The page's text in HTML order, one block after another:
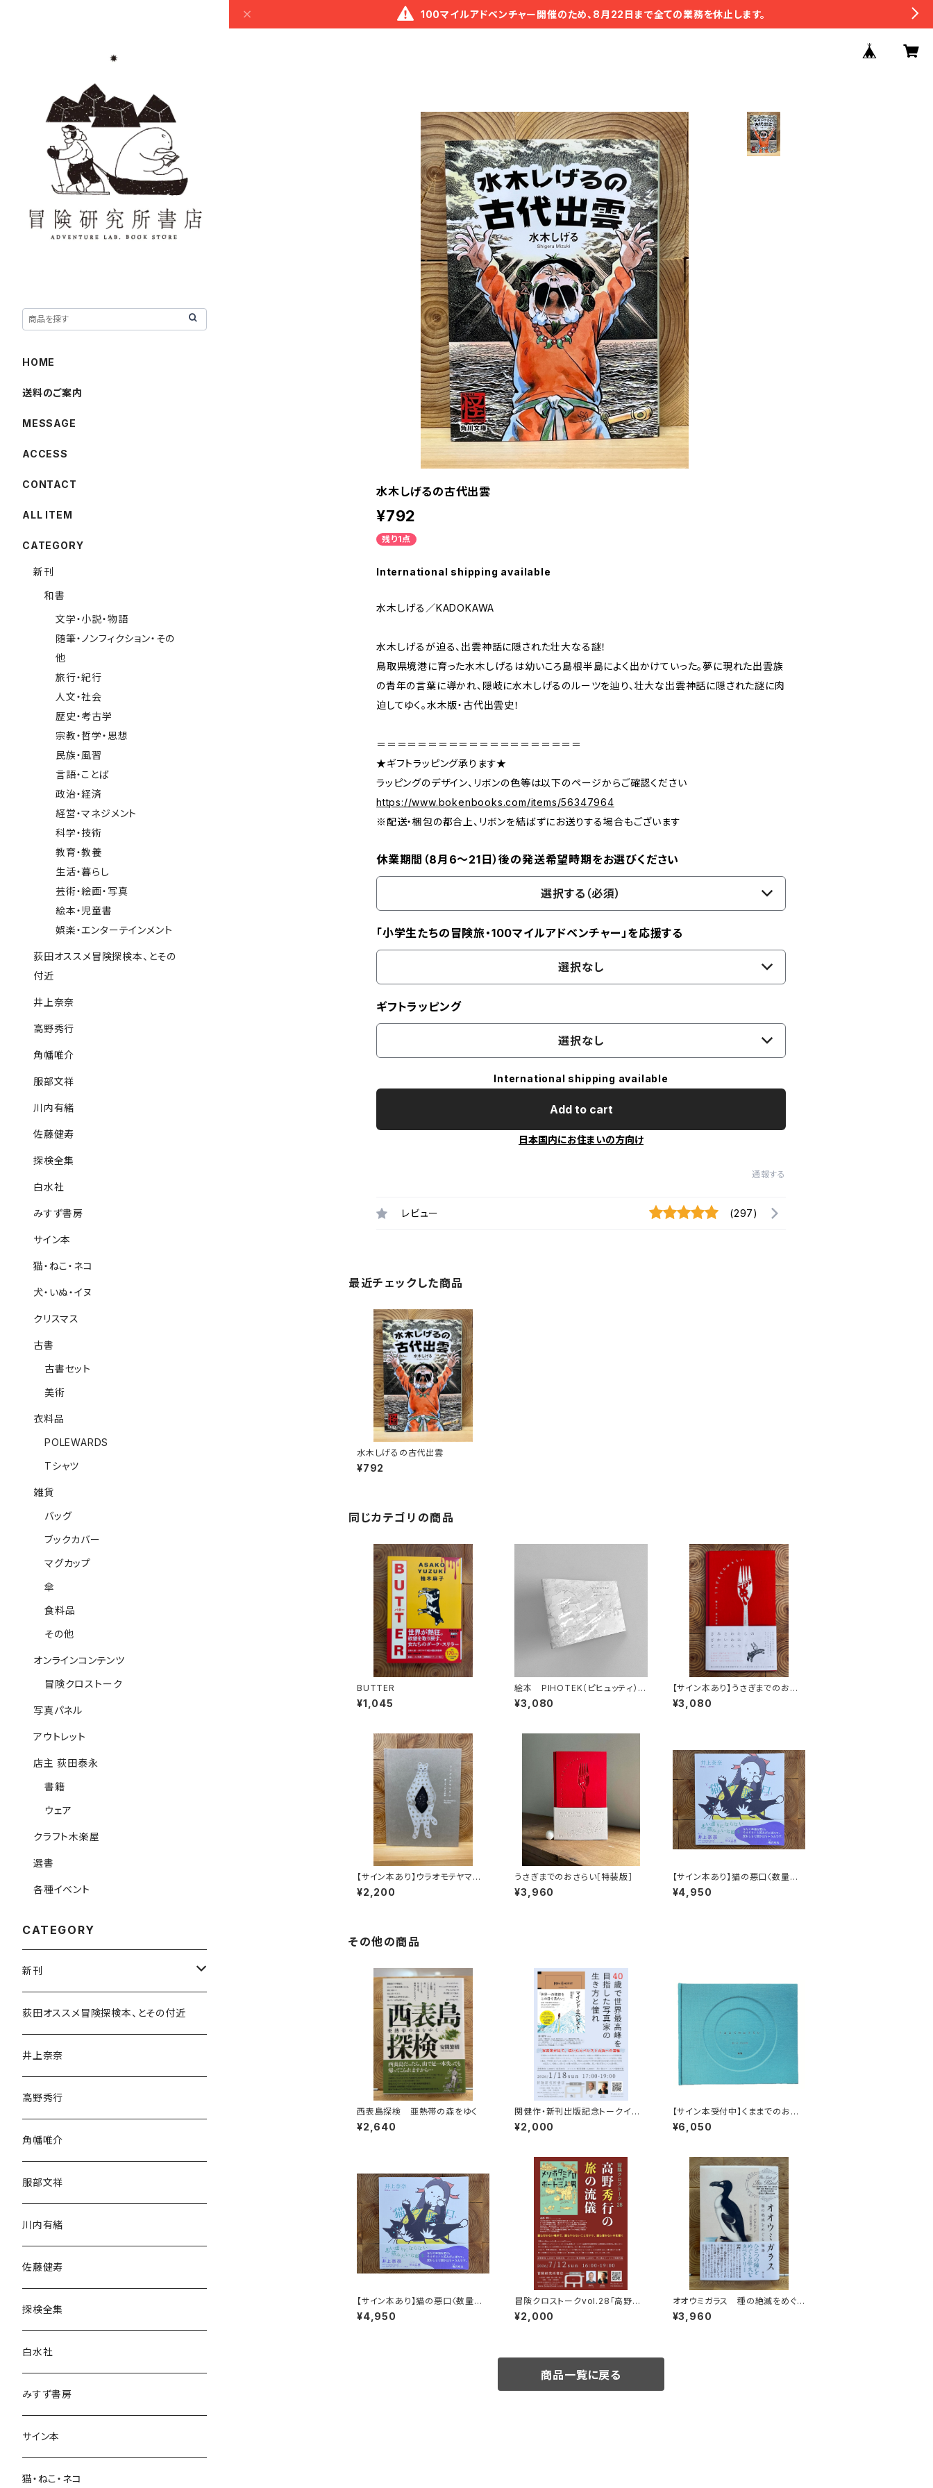
100マイルアドベンチャー開催のため、8月22日まで全ての業務を休止します。
水木しげるの古代出雲
¥792
残り1点
International shipping available
水木しげる／KADOKAWA
水木しげるが迫る、出雲神話に隠された壮大なる謎！
鳥取県境港に育った水木しげるは幼いころ島根半島によく出かけていった。夢に現れた出雲族
の青年の言葉に導かれ、隠岐に水木しげるのルーツを辿り、壮大な出雲神話に隠された謎に肉
迫してゆく。水木版・古代出雲史！
＝＝＝＝＝＝＝＝＝＝＝＝＝＝＝＝＝＝＝＝
★ギフトラッピング承ります★
ラッピングのデザイン、リボンの色等は以下のページからご確認ください
https://www.bokenbooks.com/items/56347964
※配送・梱包の都合上、リボンを結ばずにお送りする場合もございます
休業期間（8月6〜21日）後の発送希望時期をお選びください
選択する（必須）
「小学生たちの冒険旅・100マイルアドベンチャー」を応援する
選択なし
ギフトラッピング
選択なし
International shipping available
Add to cart
日本国内にお住まいの方向け
通報する
レビュー (297)
最近チェックした商品
水木しげるの古代出雲
¥792
同じカテゴリの商品
BUTTER
¥1,045
絵本 PIHOTEK（ピヒュッティ）
北極を風と歩く
¥3,080
【サイン本あり】うさぎまでのおさ
らい［通常版］
¥3,080
【サイン本あり】ウラオモテヤマネ
コ
¥2,200
うさぎまでのおさらい［特装版］
¥3,960
【サイン本あり】猫の悪口〈数量限
定・オリジナルトート付き〉
¥4,950
その他の商品
西表島探検 亜熱帯の森をゆく
¥2,640
関健作・新刊出版記念トークイベ
ント録画視聴権
¥2,000
【サイン本受付中】くままでのおさ
らい〈特装新版〉
¥6,050
【サイン本あり】猫の悪口〈数量限
定・オリジナルトート付き〉
¥4,950
冒険クロストークvol.28「高野秀
行の旅の流儀」録画視聴権
¥2,000
オオウミガラス 種の絶滅をめぐる
物語
¥3,960
商品一覧に戻る
HOME
送料のご案内
MESSAGE
ACCESS
CONTACT
ALL ITEM
CATEGORY
新刊
和書
文学・小説・物語
随筆・ノンフィクション・その
他
旅行・紀行
人文・社会
歴史・考古学
宗教・哲学・思想
民族・風習
言語・ことば
政治・経済
経営・マネジメント
科学・技術
教育・教養
生活・暮らし
芸術・絵画・写真
絵本・児童書
娯楽・エンターテインメント
荻田オススメ冒険探検本、とその
付近
井上奈奈
高野秀行
角幡唯介
服部文祥
川内有緒
佐藤健寿
探検全集
白水社
みすず書房
サイン本
猫・ねこ・ネコ
犬・いぬ・イヌ
クリスマス
古書
古書セット
美術
衣料品
POLEWARDS
Tシャツ
雑貨
バッグ
ブックカバー
マグカップ
傘
食料品
その他
オンラインコンテンツ
冒険クロストーク
写真パネル
アウトレット
店主 荻田泰永
書籍
ウェア
クラフト木楽屋
選書
各種イベント
CATEGORY
新刊
和書
文学・小説・物語
随筆・ノンフィクション・その他
民族・風習
言語・ことば
荻田オススメ冒険探検本、とその付近
井上奈奈
高野秀行
角幡唯介
服部文祥
川内有緒
佐藤健寿
探検全集
白水社
みすず書房
サイン本
猫・ねこ・ネコ